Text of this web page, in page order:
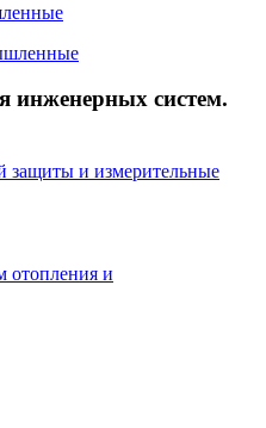
инженерных систем.
защиты и измерительные
отопления и